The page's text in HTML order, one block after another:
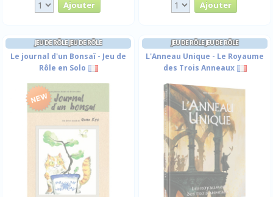
JEU DE RÔLE JEU DE RÔLE
Le journal d'un Bonsaï - Jeu de
Rôle en Solo
JEU DE RÔLE JEU DE RÔLE
L'Anneau Unique - Le Royaume
des Trois Anneaux